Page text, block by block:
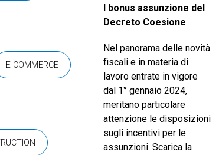
E-COMMERCE
I bonus assunzione del
Decreto Coesione
Nel panorama delle novità
fiscali e in materia di
lavoro entrate in vigore
dal 1° gennaio 2024,
meritano particolare
attenzione le disposizioni
sugli incentivi per le
assunzioni. Scarica la